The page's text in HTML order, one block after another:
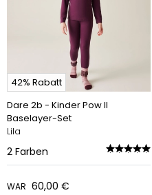
42% Rabatt
Dare 2b - Kinder Pow II
Baselayer-Set
Lila
2 Farben
WAR 60,00 €